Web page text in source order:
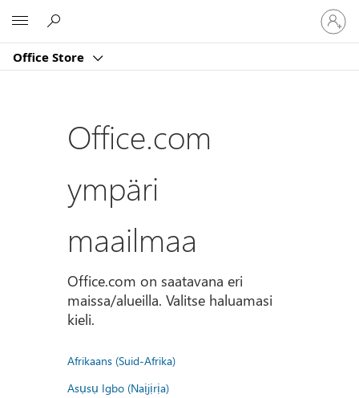
Office Store
sisään
tilille
Office.com
ympäri
maailmaa
Office.com on saatavana eri
maissa/alueilla. Valitse haluamasi
kieli.
Afrikaans (Suid-Afrika)
Asụsụ Igbo (Naịjịrịa)